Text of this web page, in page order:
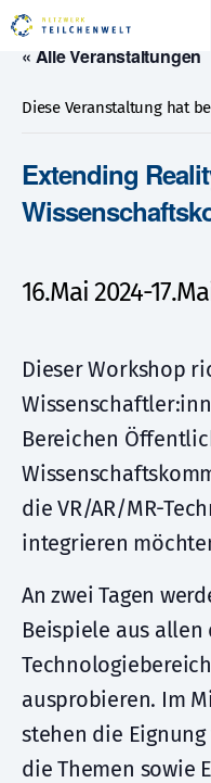
« Alle Veranstaltungen
Diese Veranstaltung hat
Extending
16.Mai 2024-
Dieser Workshop
Bereichen
die VR/AR/MR-
integrieren
An zwei Tagen
Beispiele aus allen
ausprobieren. Im
stehen die
die Themen sowie